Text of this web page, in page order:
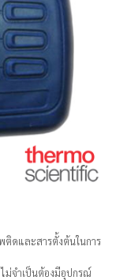
ติดและสารตั้งต้นในการ
ม่จำเป็นต้องมีอุปกรณ์